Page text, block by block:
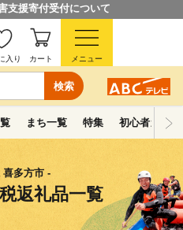
支援寄付受付について
検索
入り カート メニュー
まち一覧 特集 初心者ガイド
喜多方市 -
返礼品一覧